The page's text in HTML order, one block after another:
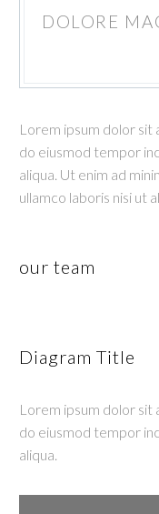
DOLORE
Lorem ipsum dolor sit
do eiusmod tempor
aliqua. Ut enim ad
ullamco laboris nisi ut
our team
Diagram Title
Lorem ipsum dolor sit
do eiusmod tempor
aliqua.